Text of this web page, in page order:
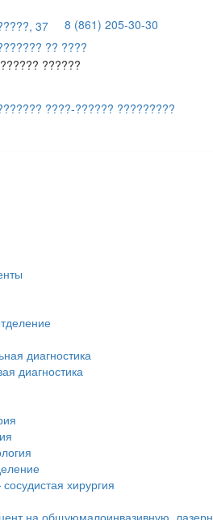
37
8 (861) 205-30-30
?? ????
??????
диагностика
диагностика
хирургия